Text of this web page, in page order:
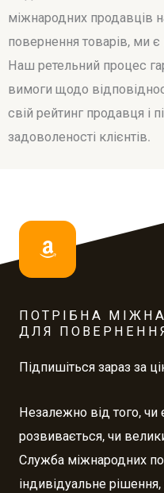
міжнародних продавців
повернення товарів, ми
Наш ретельний процес
вимоги щодо
свій рейтинг продавця і
задоволеності клієнтів.
ПОТРІБНА
ДЛЯ
Підпишіться зараз за
Незалежно від того,
розвивається, чи
Служба міжнародних
індивідуальне